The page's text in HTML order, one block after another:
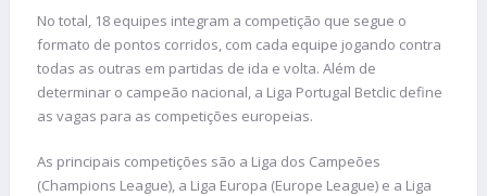
No total, 18 equipes integram a competição que segue o
formato de pontos corridos, com cada equipe jogando contra
todas as outras em partidas de ida e volta. Além de
determinar o campeão nacional, a Liga Portugal Betclic define
as vagas para as competições europeias.
As principais competições são a Liga dos Campeões
(Champions League), a Liga Europa (Europe League) e a Liga